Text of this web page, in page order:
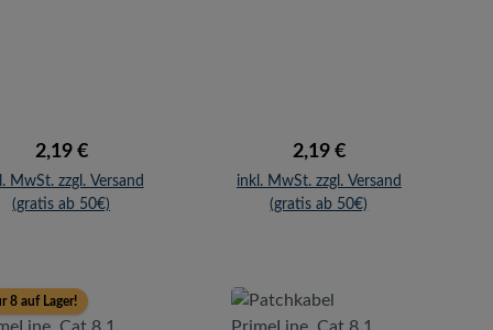
Regulärer Preis:
2,19 €
MwSt. zzgl. Versand
(gratis ab 50€)
Regulärer Preis:
2,19 €
inkl. MwSt. zzgl. Versand
(gratis ab 50€)
8 auf Lager!